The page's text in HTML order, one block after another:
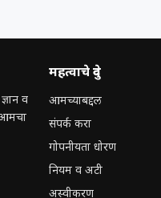
व
महत्वाचे दुवे
आमच्याबद्दल
संपर्क करा
गोपनीयता धोरण
नियम व अटी
अस्वीकरण